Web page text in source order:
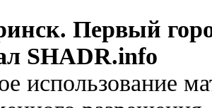
Первый
SHADR.info
использование